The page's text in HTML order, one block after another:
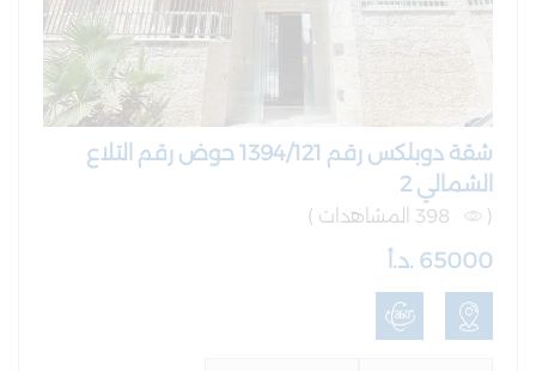
شقة دوبلكس رقم 1394/121 حوض رقم التلاع
الشمالي 2
(
65000 .د.أ